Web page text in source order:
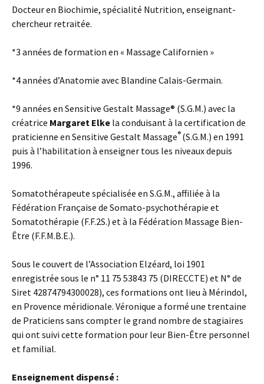
Docteur en Biochimie, spécialité Nutrition, enseignant-
chercheur retraitée.
*3 années de formation en « Massage Californien »
*4 années d’Anatomie avec Blandine Calais-Germain.
*9 années en Sensitive Gestalt Massage® (S.G.M.) avec la
créatrice Margaret Elke la conduisant à la certification de
praticienne en Sensitive Gestalt Massage® (S.G.M.) en 1991
puis à l’habilitation à enseigner tous les niveaux depuis
1996.
Somatothérapeute spécialisée en S.G.M., affiliée à la
Fédération Française de Somato-psychothérapie et
Somatothérapie (F.F.2S.) et à la Fédération Massage Bien-
Être (F.F.M.B.E.).
Sous le couvert de l’Association Elzéard, loi 1901
enregistrée sous le n° 11 75 53843 75 (DIRECCTE) et N° de
Siret 42874794300028), ces formations ont lieu à Mérindol,
en Provence méridionale. Véronique a formé une trentaine
de Praticiens sans compter le grand nombre de stagiaires
qui ont suivi cette formation pour leur Bien-Être personnel
et familial.
Enseignement dispensé :